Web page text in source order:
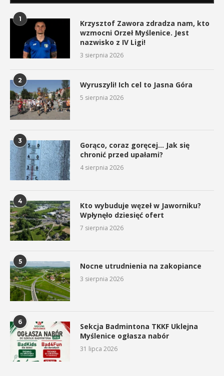
1
Krzysztof Zawora zdradza nam, kto
wzmocni Orzeł Myślenice. Jest
nazwisko z IV Ligi!
3 sierpnia 2026
2 Wyruszyli! Ich cel to Jasna Góra
5 sierpnia 2026
3
Gorąco, coraz goręcej… Jak się
chronić przed upałami?
4 sierpnia 2026
4
Kto wybuduje węzeł w Jaworniku?
Wpłynęło dziesięć ofert
7 sierpnia 2026
5 Nocne utrudnienia na zakopiance
3 sierpnia 2026
6
Sekcja Badmintona TKKF Uklejna
Myślenice ogłasza nabór
31 lipca 2026